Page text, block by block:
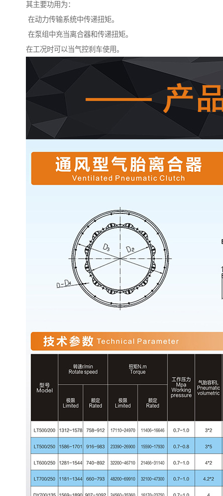
其主要功用为：
在动力传输系统中传递扭矩。
在泵组中充当离合器和传递扭矩。
在工况时可以当气控刹车使用。